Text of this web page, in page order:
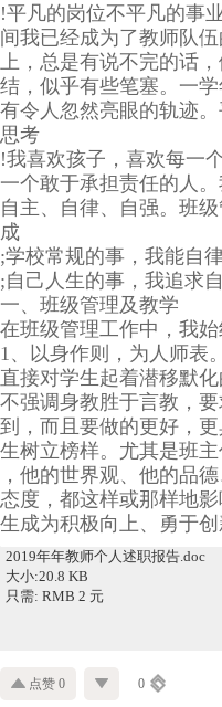
!平凡的岗位不平凡的事
间我已经成为了教师队
上，总是有说不完的话
结，似乎有些笔塞。一
有令人忽然亮眼的轨迹
思考
!我喜欢孩子，喜欢每一
一个敢于承担责任的人
自主、自律、自强。班
成
;学校常规的事，我能自
;自己人生的事，我追求自
一、班级管理及教学
在班级管理工作中，我始
1、以身作则，为人师表
直接对学生起着潜移默
不强调身教胜于言教，
到，而且要做的更好，
生树立榜样。尤其是班
，他的世界观、他的品
态度，都这样或那样地
生成为积极向上、勇于创
2019年年教师个人述职报告.doc
大小:20.8 KB
只需: RMB 2 元
点赞 0 0